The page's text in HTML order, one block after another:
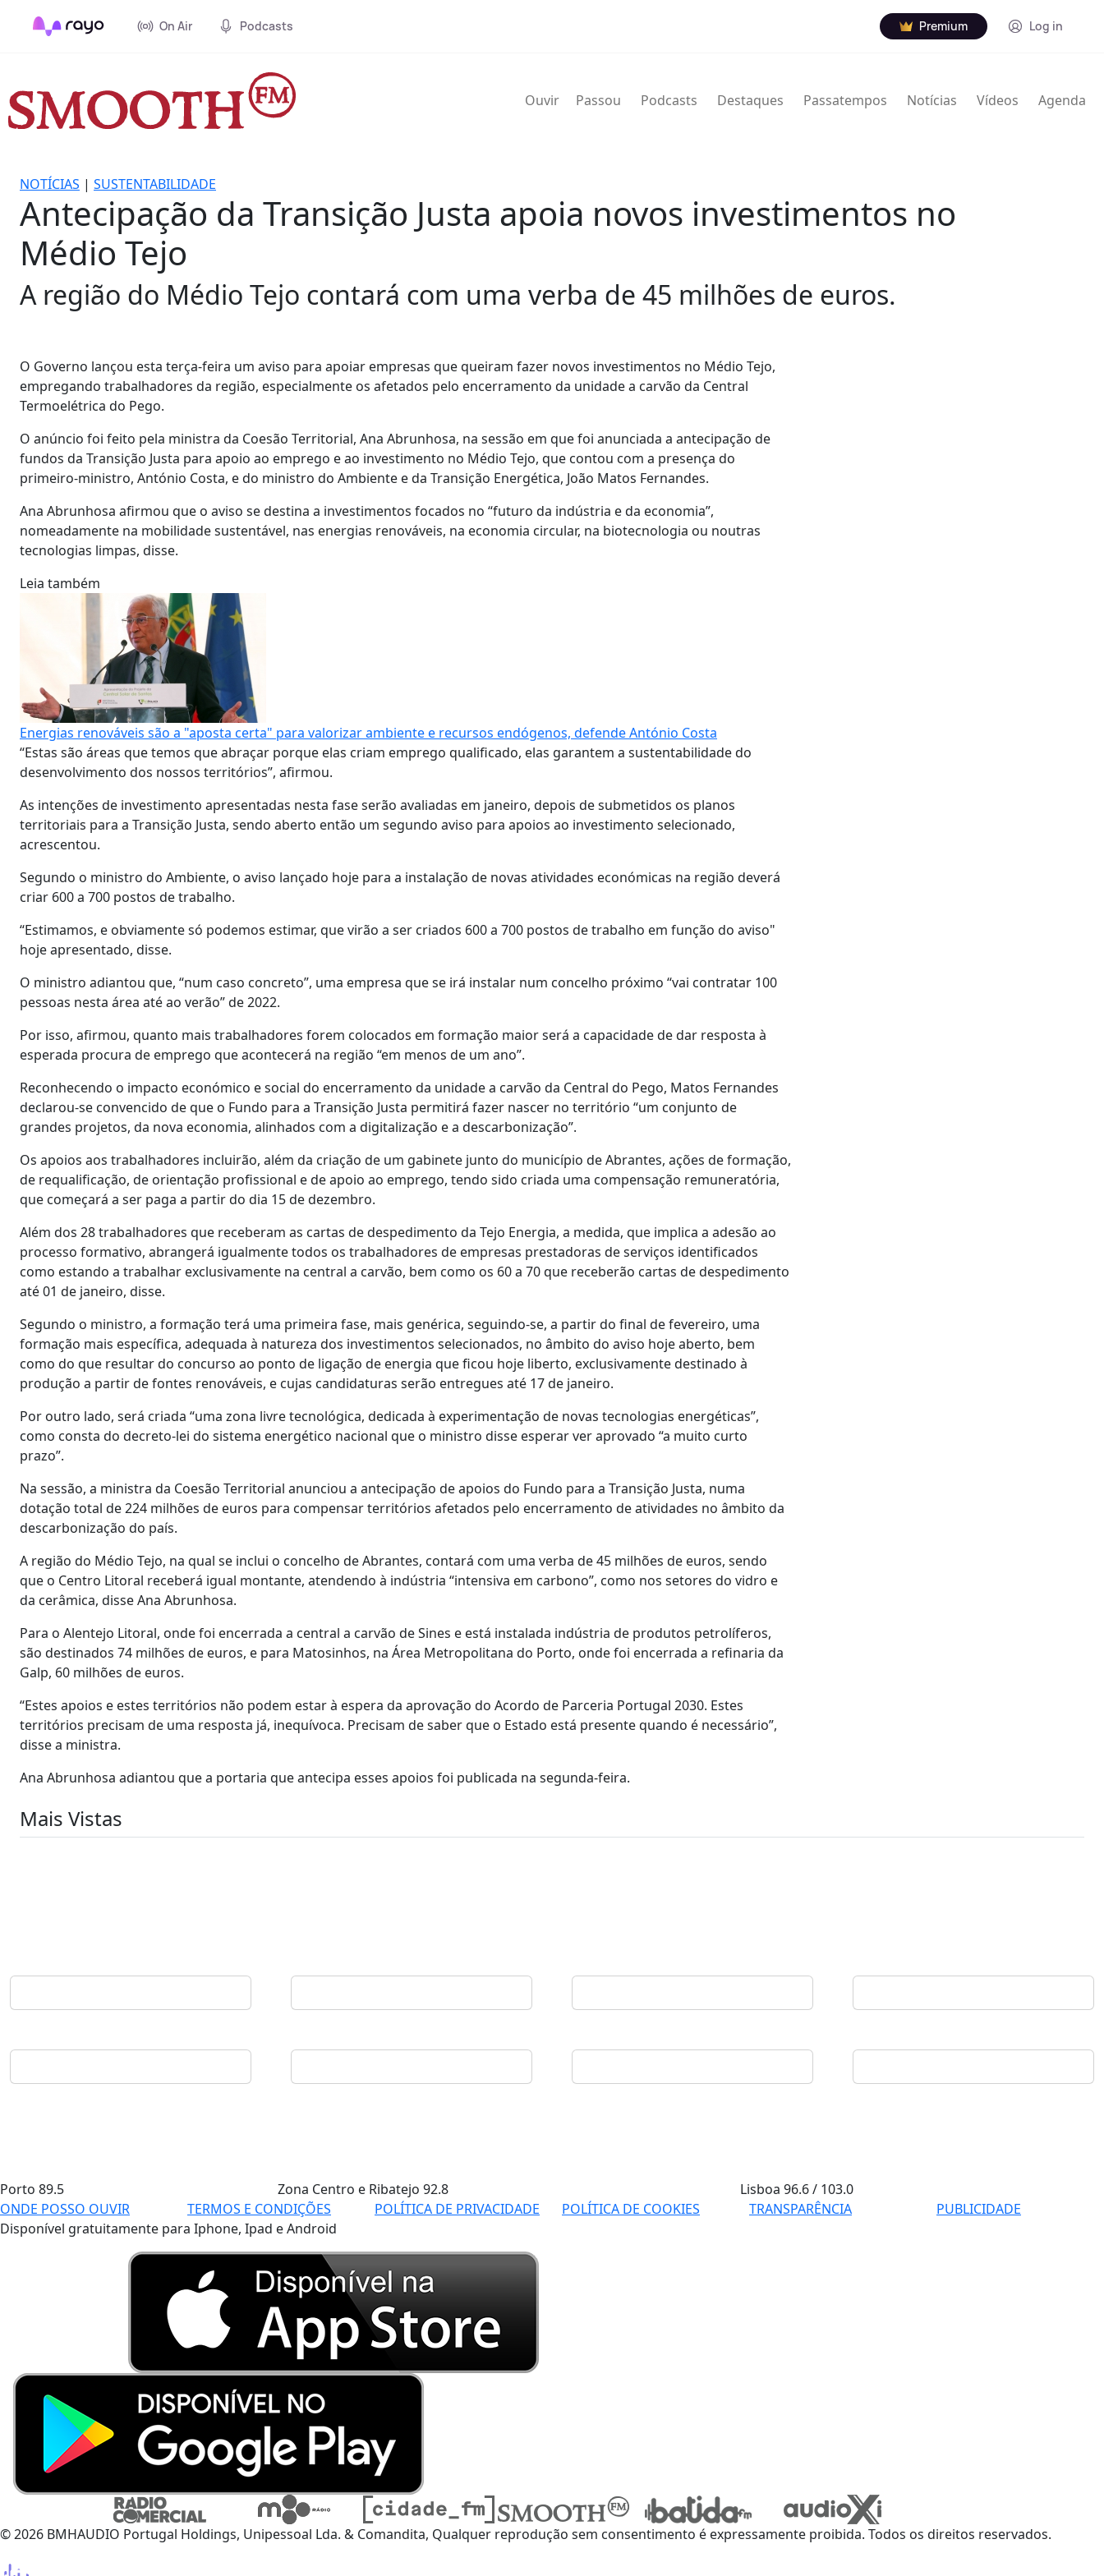
On Air Podcasts Premium Log in
Ouvir Passou Podcasts Destaques Passatempos Notícias Vídeos Agenda
NOTÍCIAS | SUSTENTABILIDADE
Antecipação da Transição Justa apoia novos investimentos no
Médio Tejo
A região do Médio Tejo contará com uma verba de 45 milhões de euros.
O Governo lançou esta terça-feira um aviso para apoiar empresas que queiram fazer novos investimentos no Médio Tejo,
empregando trabalhadores da região, especialmente os afetados pelo encerramento da unidade a carvão da Central
Termoelétrica do Pego.
O anúncio foi feito pela ministra da Coesão Territorial, Ana Abrunhosa, na sessão em que foi anunciada a antecipação de
fundos da Transição Justa para apoio ao emprego e ao investimento no Médio Tejo, que contou com a presença do
primeiro-ministro, António Costa, e do ministro do Ambiente e da Transição Energética, João Matos Fernandes.
Ana Abrunhosa afirmou que o aviso se destina a investimentos focados no “futuro da indústria e da economia”,
nomeadamente na mobilidade sustentável, nas energias renováveis, na economia circular, na biotecnologia ou noutras
tecnologias limpas, disse.
Leia também
Energias renováveis são a "aposta certa" para valorizar ambiente e recursos endógenos, defende António Costa
“Estas são áreas que temos que abraçar porque elas criam emprego qualificado, elas garantem a sustentabilidade do
desenvolvimento dos nossos territórios”, afirmou.
As intenções de investimento apresentadas nesta fase serão avaliadas em janeiro, depois de submetidos os planos
territoriais para a Transição Justa, sendo aberto então um segundo aviso para apoios ao investimento selecionado,
acrescentou.
Segundo o ministro do Ambiente, o aviso lançado hoje para a instalação de novas atividades económicas na região deverá
criar 600 a 700 postos de trabalho.
“Estimamos, e obviamente só podemos estimar, que virão a ser criados 600 a 700 postos de trabalho em função do aviso"
hoje apresentado, disse.
O ministro adiantou que, “num caso concreto”, uma empresa que se irá instalar num concelho próximo “vai contratar 100
pessoas nesta área até ao verão” de 2022.
Por isso, afirmou, quanto mais trabalhadores forem colocados em formação maior será a capacidade de dar resposta à
esperada procura de emprego que acontecerá na região “em menos de um ano”.
Reconhecendo o impacto económico e social do encerramento da unidade a carvão da Central do Pego, Matos Fernandes
declarou-se convencido de que o Fundo para a Transição Justa permitirá fazer nascer no território “um conjunto de
grandes projetos, da nova economia, alinhados com a digitalização e a descarbonização”.
Os apoios aos trabalhadores incluirão, além da criação de um gabinete junto do município de Abrantes, ações de formação,
de requalificação, de orientação profissional e de apoio ao emprego, tendo sido criada uma compensação remuneratória,
que começará a ser paga a partir do dia 15 de dezembro.
Além dos 28 trabalhadores que receberam as cartas de despedimento da Tejo Energia, a medida, que implica a adesão ao
processo formativo, abrangerá igualmente todos os trabalhadores de empresas prestadoras de serviços identificados
como estando a trabalhar exclusivamente na central a carvão, bem como os 60 a 70 que receberão cartas de despedimento
até 01 de janeiro, disse.
Segundo o ministro, a formação terá uma primeira fase, mais genérica, seguindo-se, a partir do final de fevereiro, uma
formação mais específica, adequada à natureza dos investimentos selecionados, no âmbito do aviso hoje aberto, bem
como do que resultar do concurso ao ponto de ligação de energia que ficou hoje liberto, exclusivamente destinado à
produção a partir de fontes renováveis, e cujas candidaturas serão entregues até 17 de janeiro.
Por outro lado, será criada “uma zona livre tecnológica, dedicada à experimentação de novas tecnologias energéticas”,
como consta do decreto-lei do sistema energético nacional que o ministro disse esperar ver aprovado “a muito curto
prazo”.
Na sessão, a ministra da Coesão Territorial anunciou a antecipação de apoios do Fundo para a Transição Justa, numa
dotação total de 224 milhões de euros para compensar territórios afetados pelo encerramento de atividades no âmbito da
descarbonização do país.
A região do Médio Tejo, na qual se inclui o concelho de Abrantes, contará com uma verba de 45 milhões de euros, sendo
que o Centro Litoral receberá igual montante, atendendo à indústria “intensiva em carbono”, como nos setores do vidro e
da cerâmica, disse Ana Abrunhosa.
Para o Alentejo Litoral, onde foi encerrada a central a carvão de Sines e está instalada indústria de produtos petrolíferos,
são destinados 74 milhões de euros, e para Matosinhos, na Área Metropolitana do Porto, onde foi encerrada a refinaria da
Galp, 60 milhões de euros.
“Estes apoios e estes territórios não podem estar à espera da aprovação do Acordo de Parceria Portugal 2030. Estes
territórios precisam de uma resposta já, inequívoca. Precisam de saber que o Estado está presente quando é necessário”,
disse a ministra.
Ana Abrunhosa adiantou que a portaria que antecipa esses apoios foi publicada na segunda-feira.
Mais Vistas
Porto 89.5 Zona Centro e Ribatejo 92.8 Lisboa96.6 / 103.0
ONDE POSSO OUVIR
TERMOS E CONDIÇÕES POLÍTICA DE PRIVACIDADE POLÍTICA DE COOKIES TRANSPARÊNCIA
PUBLICIDADE
Disponível gratuitamente para Iphone, Ipad e Android
© 2026 BMHAUDIO Portugal Holdings, Unipessoal Lda. & Comandita, Qualquer reprodução sem consentimento é expressamente proibida. Todos os direitos reservados.